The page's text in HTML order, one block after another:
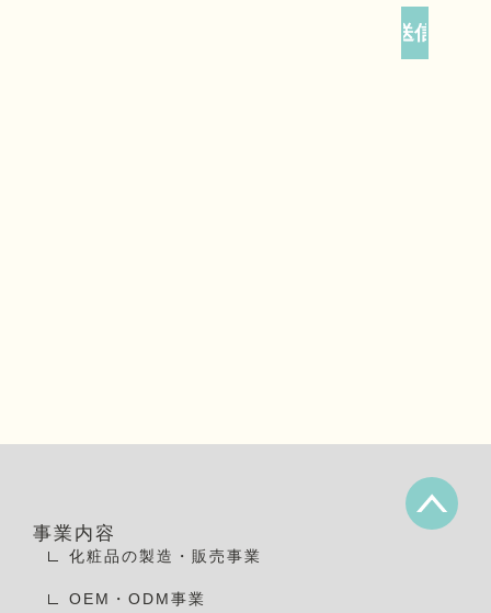
事業内容
化粧品の製造・販売事業
OEM・ODM事業